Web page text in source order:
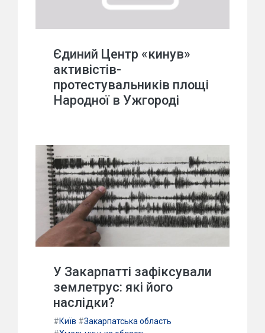
Єдиний Центр «кинув»
активістів-
протестувальників площі
Народної в Ужгороді
У Закарпатті зафіксували
землетрус: які його
наслідки?
#Київ #Закарпатська область